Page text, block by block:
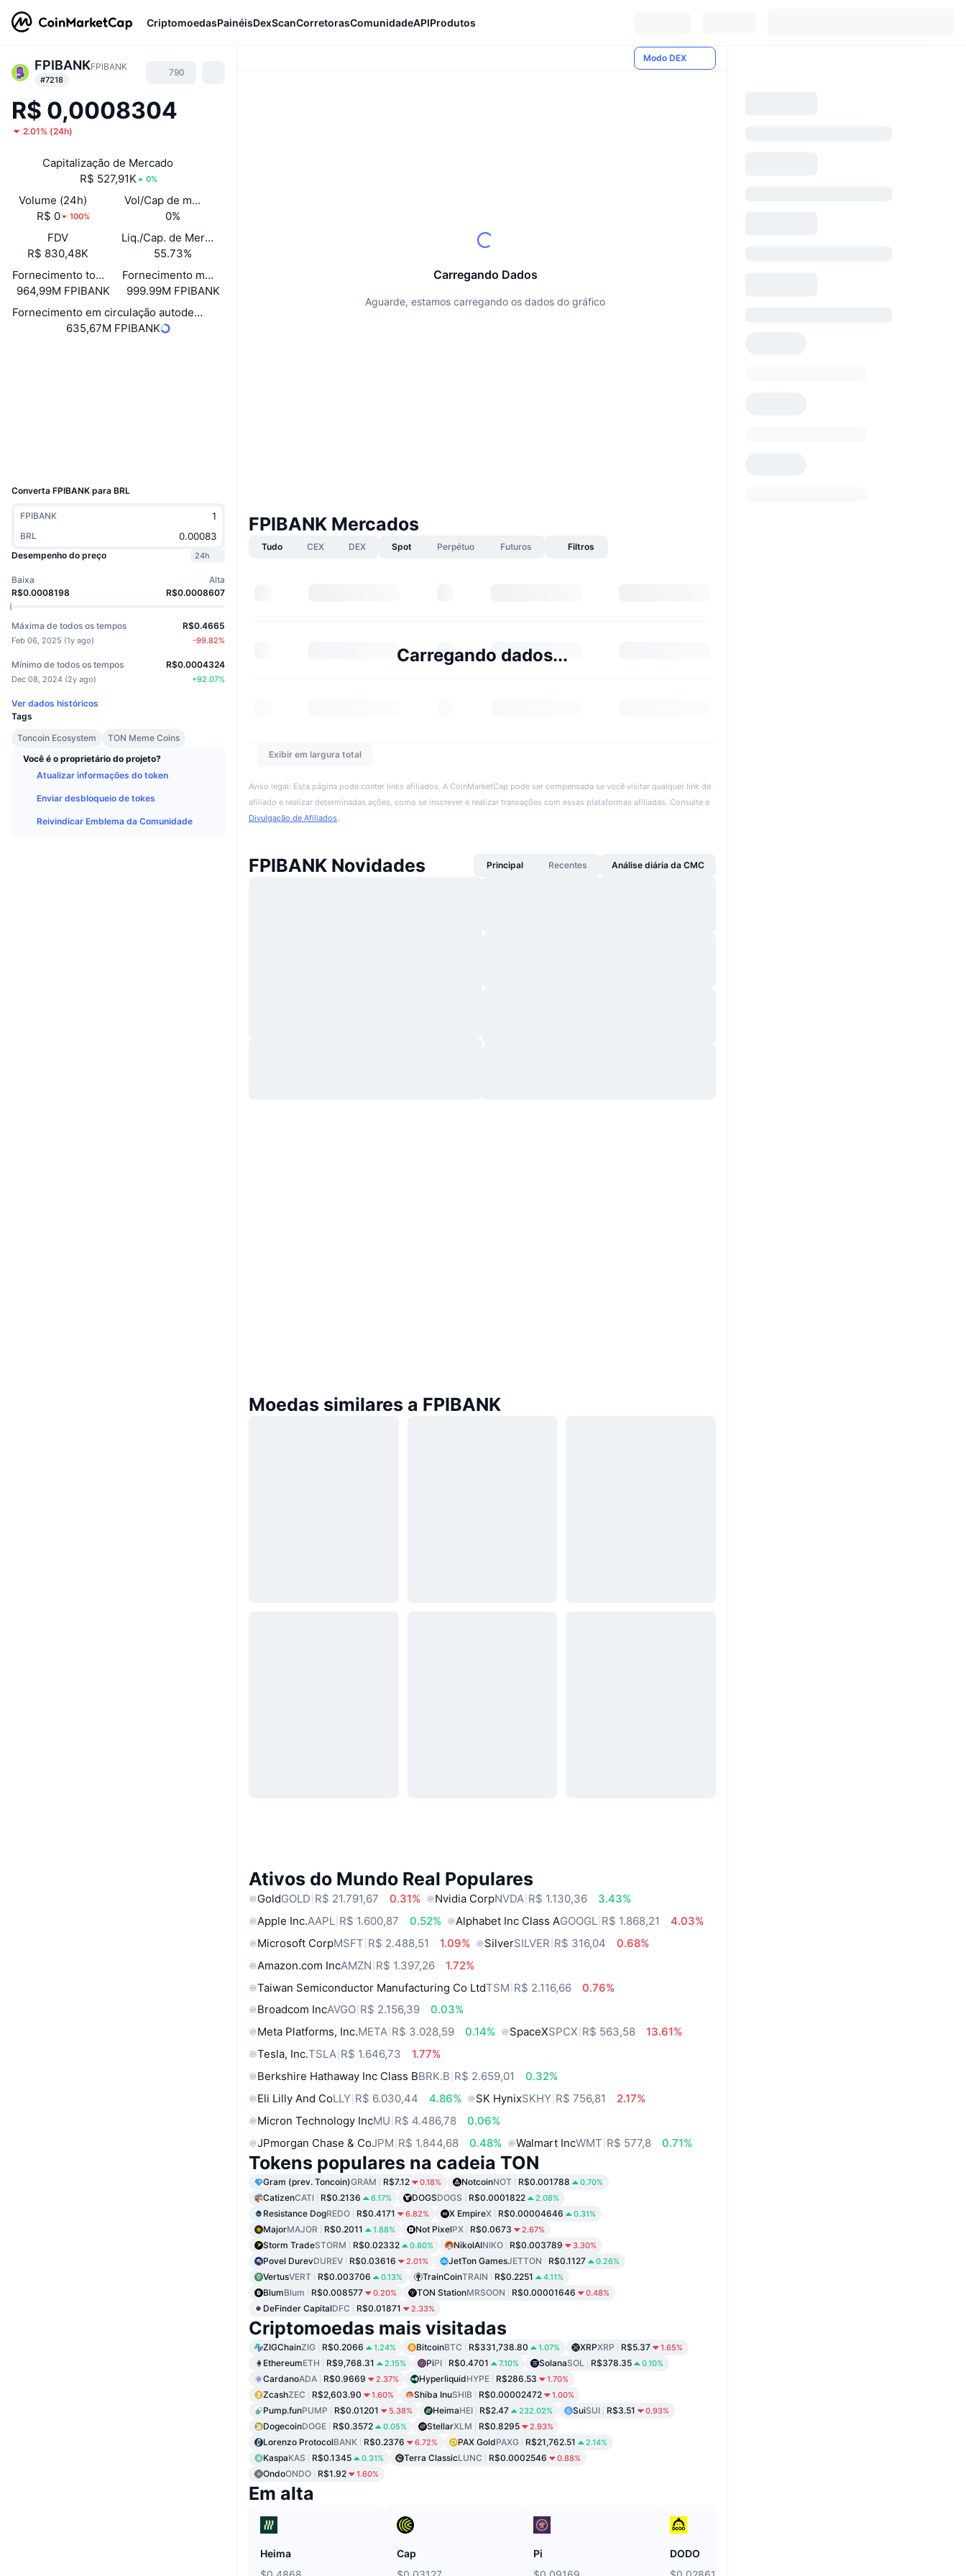
CriptomoedasPainéisDexScanCorretorasComunidadeAPIProdutos
FPIBANKFPIBANK
#7218
790
R$ 0,0008304
2.01% (24h)
Capitalização de Mercado
R$ 527,91K
0%
Volume (24h)
R$ 0
100%
Vol/Cap de mercado (24h)
0%
FDV
R$ 830,48K
Liq./Cap. de Mercado
55.73%
Fornecimento total
964,99M FPIBANK
Fornecimento máximo
999.99M FPIBANK
Fornecimento em circulação autodeclarado
635,67M FPIBANK
Converta FPIBANK para BRL
FPIBANK
BRL
Desempenho do preço
24h
Baixa
R$0.0008198
Alta
R$0.0008607
Máxima de todos os tempos
Feb 06, 2025 (1y ago)
R$0.4665
-99.82%
Mínimo de todos os tempos
Dec 08, 2024 (2y ago)
R$0.0004324
+92.07%
Ver dados históricos
Tags
Toncoin Ecosystem
TON Meme Coins
Você é o proprietário do projeto?
Atualizar informações do token
Enviar desbloqueio de tokes
Reivindicar Emblema da Comunidade
Modo DEX
Carregando Dados
Aguarde, estamos carregando os dados do gráfico
FPIBANK Mercados
Tudo CEX DEX Spot Perpétuo Futuros Filtros
Carregando dados...
Exibir em largura total
Aviso legal: Esta página pode conter links afiliados. A CoinMarketCap pode ser compensada se você visitar qualquer link de
afiliado e realizar determinadas ações, como se inscrever e realizar transações com essas plataformas afiliadas. Consulte a
Divulgação de Afiliados.
FPIBANK Novidades Principal Recentes Análise diária da CMC
Moedas similares a FPIBANK
Ativos do Mundo Real Populares
GoldGOLD R$ 21.791,67 0.31% Nvidia CorpNVDA R$ 1.130,36
3.43%
Apple Inc.AAPL R$ 1.600,87 0.52% Alphabet Inc Class AGOOGL R$ 1.868,21
4.03%
Microsoft CorpMSFT R$ 2.488,51 1.09% SilverSILVER R$ 316,04
0.68%
Amazon.com IncAMZN R$ 1.397,26
1.72%
Taiwan Semiconductor Manufacturing Co LtdTSM R$ 2.116,66
0.76%
Broadcom IncAVGO R$ 2.156,39
0.03%
Meta Platforms, Inc.META R$ 3.028,59 0.14% SpaceXSPCX R$ 563,58
13.61%
Tesla, Inc.TSLA R$ 1.646,73
1.77%
Berkshire Hathaway Inc Class BBRK.B R$ 2.659,01
0.32%
Eli Lilly And CoLLY R$ 6.030,44 4.86% SK HynixSKHY R$ 756,81
2.17%
Micron Technology IncMU R$ 4.486,78
0.06%
JPmorgan Chase & CoJPM R$ 1.844,68 0.48% Walmart IncWMT R$ 577,8 0.71%
Tokens populares na cadeia TON
Gram (prev. Toncoin)GRAM R$7.12 0.18% NotcoinNOT R$0.001788 0.70%
CatizenCATI R$0.2136 6.17% DOGSDOGS R$0.0001822 2.08%
Resistance DogREDO R$0.4171 6.82% X EmpireX R$0.00004646 0.31%
MajorMAJOR R$0.2011 1.88% Not PixelPX R$0.0673 2.67%
Storm TradeSTORM R$0.02332 0.80% NikolAINIKO R$0.003789 3.30%
Povel DurevDUREV R$0.03616 2.01% JetTon GamesJETTON R$0.1127 0.26%
VertusVERT R$0.003706 0.13% TrainCoinTRAIN R$0.2251 4.11%
BlumBlum R$0.008577 0.20% TON StationMRSOON R$0.00001646 0.48%
DeFinder CapitalDFC R$0.01871 2.33%
Criptomoedas mais visitadas
ZIGChainZIG R$0.2066 1.24% BitcoinBTC R$331,738.80 1.07% XRPXRP R$5.37 1.65%
EthereumETH R$9,768.31 2.15% PiPI R$0.4701 7.10% SolanaSOL R$378.35 0.10%
CardanoADA R$0.9669 2.37% HyperliquidHYPE R$286.53 1.70%
ZcashZEC R$2,603.90 1.60% Shiba InuSHIB R$0.00002472 1.00%
Pump.funPUMP R$0.01201 5.38% HeimaHEI R$2.47 232.02% SuiSUI R$3.51 0.93%
DogecoinDOGE R$0.3572 0.05% StellarXLM R$0.8295 2.93%
Lorenzo ProtocolBANK R$0.2376 6.72% PAX GoldPAXG R$21,762.51 2.14%
KaspaKAS R$0.1345 0.31% Terra ClassicLUNC R$0.0002546 0.88%
OndoONDO R$1.92 1.60%
Em alta
Heima
Cap
Pi
DODO